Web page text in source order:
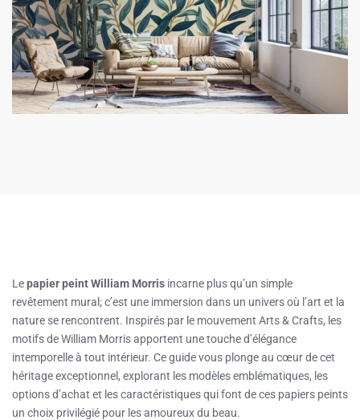
Lepapier peint William Morris incarne plus qu’un simple
revêtement mural; c’est une immersion dans un univers où l’art et la
nature se rencontrent. Inspirés par le mouvement Arts & Crafts, les
motifs de William Morris apportent une touche d’élégance
intemporelle à tout intérieur. Ce guide vous plonge au cœur de cet
héritage exceptionnel, explorant les modèles emblématiques, les
options d’achat et les caractéristiques qui font de ces papiers peints
un choix privilégié pour les amoureux du beau.